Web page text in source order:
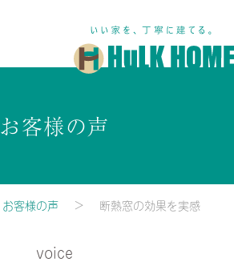
お客様の声
お客様の声 断熱窓の効果を実感
voice